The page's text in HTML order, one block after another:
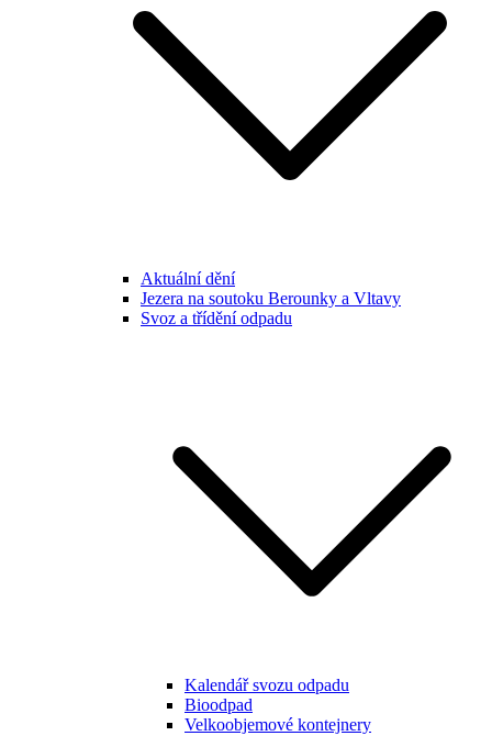
Aktuální dění
Jezera na soutoku Berounky a Vltavy
Svoz a třídění odpadu
Kalendář svozu odpadu
Bioodpad
Velkoobjemové kontejnery